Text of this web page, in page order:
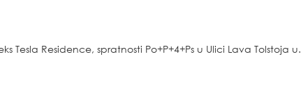
Residence, spratnosti Po+P+4+Ps u Ulici Lava Tolstoja